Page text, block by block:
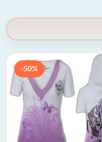
-50%